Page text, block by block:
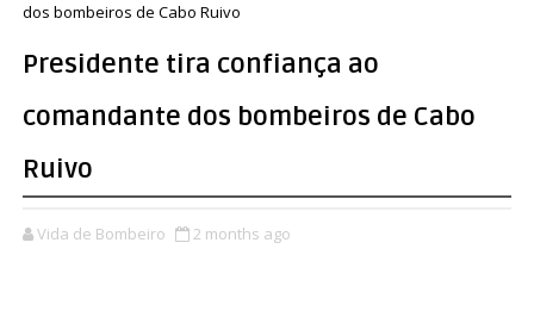
dos bombeiros de Cabo Ruivo
Presidente tira confiança ao
comandante dos bombeiros de Cabo
Ruivo
Vida de Bombeiro 2 months ago